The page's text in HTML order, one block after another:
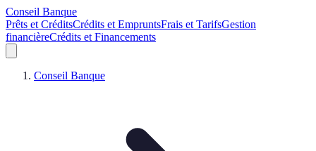
Conseil Banque
Prêts et CréditsCrédits et EmpruntsFrais et TarifsGestion
financièreCrédits et Financements
Conseil Banque